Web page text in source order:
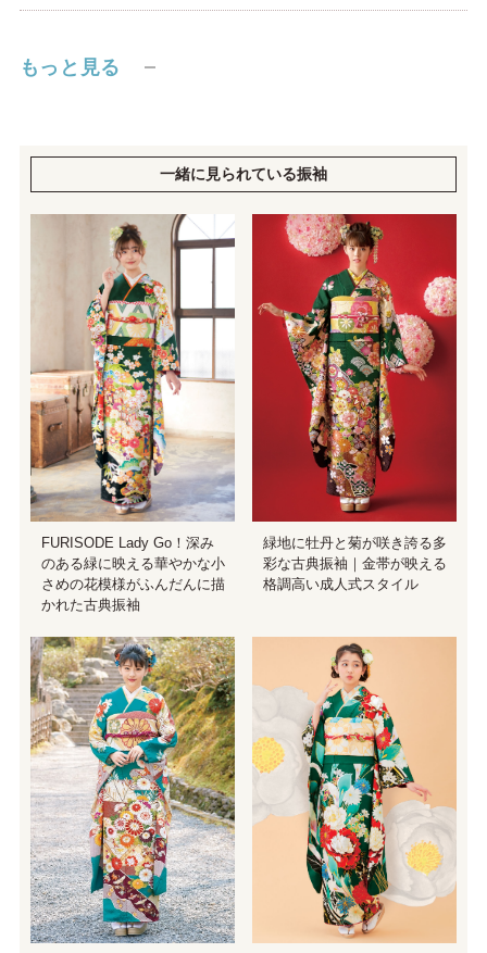
もっと見る
一緒に見られている振袖
FURISODE Lady Go！深み
のある緑に映える華やかな小
さめの花模様がふんだんに描
かれた古典振袖
緑地に牡丹と菊が咲き誇る多
彩な古典振袖｜金帯が映える
格調高い成人式スタイル